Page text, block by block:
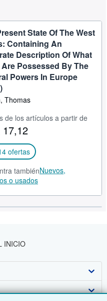
State Of The West
Containing An
Description Of What
Possessed By The
Powers In Europe
Thomas
de los artículos a partir de
17,12
ofertas
tambiénNuevos,
o usados
INICIO